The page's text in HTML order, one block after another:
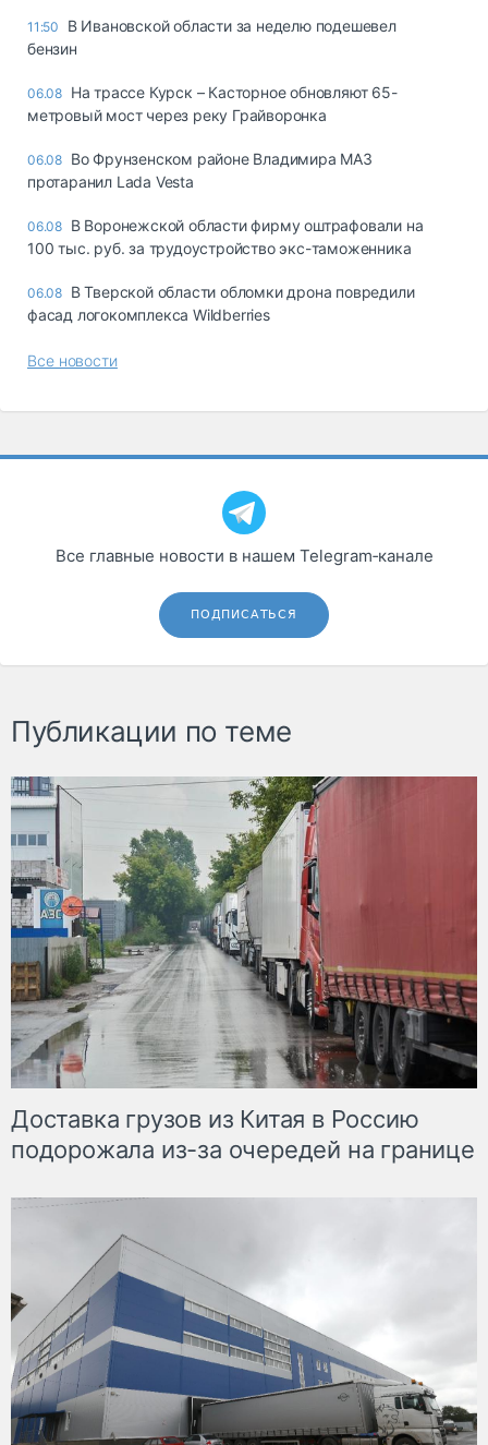
11:50
В Ивановской области за неделю подешевел
бензин
06.08 На трассе Курск – Касторное обновляют 65-
метровый мост через реку Грайворонка
06.08 Во Фрунзенском районе Владимира МАЗ
протаранил Lada Vesta
06.08 В Воронежской области фирму оштрафовали на
100 тыс. руб. за трудоустройство экс-таможенника
06.08 В Тверской области обломки дрона повредили
фасад логокомплекса Wildberries
Все новости
Все главные новости в нашем Telegram‑канале
ПОДПИСАТЬСЯ
Публикации по теме
Доставка грузов из Китая в Россию
подорожала из-за очередей на границе